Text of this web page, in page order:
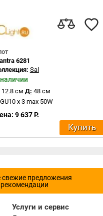
6281
Sal
12.8 см Д: 48 см
GU10 x 3 max 50W
9 637 Р.
Купить
предложения
Услуги и сервис